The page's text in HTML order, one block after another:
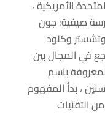
الأمريكية ،
صيفية: جون
وكلود
في المجال بين
المعروفة باسم
، بدأ المفهوم
التقنيات